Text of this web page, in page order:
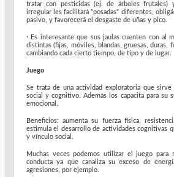
tratar con pesticidas (ej. de árboles frutales)
irregular les facilitará "posadas" diferentes,
pasivo, y favorecerá el desgaste de uñas y pico.
· Es interesante que sus jaulas cuenten con al
distintas (fijas, móviles, blandas, gruesas, duras,
cambiando cada cierto tiempo, de tipo y de lugar.
Juego
Se trata de una actividad exploratoria que sirve
social y cognitivo. Además los capacita para su
emocional.
Beneficios: aumenta su fuerza física,
estimula el desarrollo de actividades cognitivas
y vínculo social.
Muchas veces podemos utilizar el juego para
conducta ya que canaliza su exceso de
agresiones, por ejemplo.